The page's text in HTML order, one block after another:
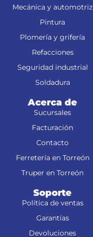
Mecánica y automotriz
Pintura
Plomería y grifería
Refacciones
Seguridad industrial
Soldadura
Acerca de
Sucursales
Facturación
Contacto
Ferretería en Torreón
Truper en Torreón
Soporte
Política de ventas
Garantías
Devoluciones